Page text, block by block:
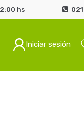
hs
Iniciar sesión